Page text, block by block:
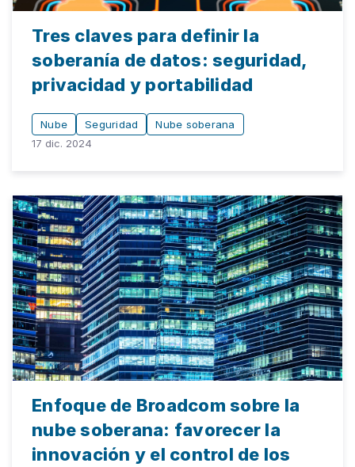
Tres claves para definir la
soberanía de datos: seguridad,
privacidad y portabilidad
Nube Seguridad
Nube soberana
17 dic. 2024
Enfoque de Broadcom sobre la
nube soberana: favorecer la
innovación y el control de los